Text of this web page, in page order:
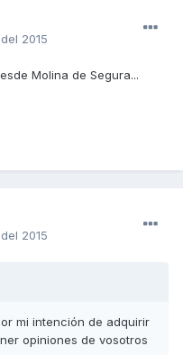
2015
Molina de Segura...
2015
mi intención de adquirir
opiniones de vosotros